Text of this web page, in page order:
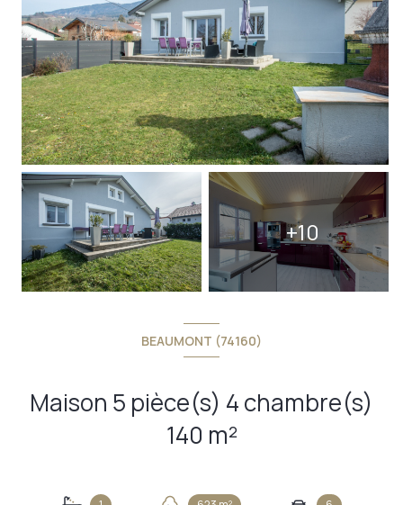
+10
BEAUMONT (74160)
Maison 5 pièce(s) 4 chambre(s)
140 m²